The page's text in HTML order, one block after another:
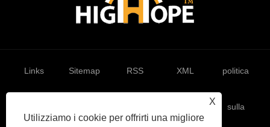
X
Utilizziamo i cookie per offrirti una migliore
Links Sitemap RSS XML politica
sulla